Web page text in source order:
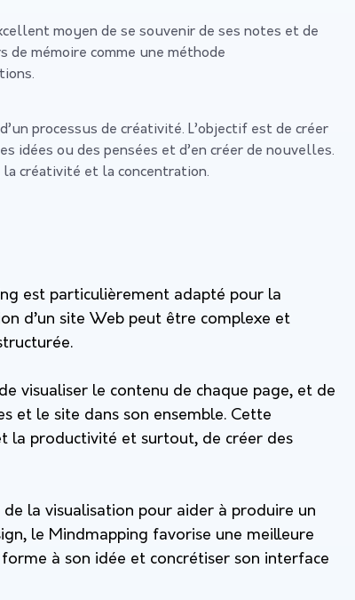
moyen de se souvenir de ses notes et de
mémoire comme une méthode
processus de créativité. L’objectif est de créer
idées ou des pensées et d’en créer de nouvelles.
créativité et la concentration.
est particulièrement adapté pour la
d’un site Web peut être complexe et
visualiser le contenu de chaque page, et de
et le site dans son ensemble. Cette
la productivité et surtout, de créer des
la visualisation pour aider à produire un
le Mindmapping favorise une meilleure
à son idée et concrétiser son interface